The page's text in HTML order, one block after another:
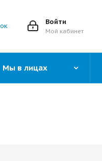
Войти
Мой кабинет
Мы в лицах